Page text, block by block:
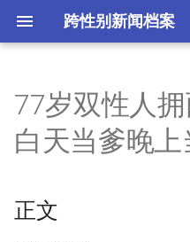
跨性别新闻档案
t
a
正文
附加信息 [Processed Page
77岁双性人
白天当爹晚上
正文